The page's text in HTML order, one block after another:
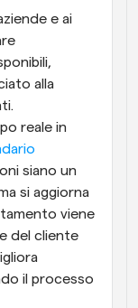
e ai
alla
siano un
si aggiorna
viene
del cliente
il processo